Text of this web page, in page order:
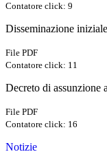
Contatore click: 9
Disseminazione
File PDF
Contatore click: 11
Decreto di assunzione
File PDF
Contatore click: 16
Notizie